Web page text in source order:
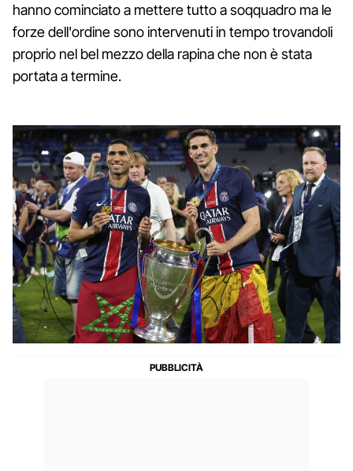
hanno cominciato a mettere tutto a soqquadro ma le
forze dell'ordine sono intervenuti in tempo trovandoli
proprio nel bel mezzo della rapina che non è stata
portata a termine.